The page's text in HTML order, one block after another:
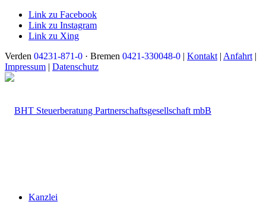
Link zu Facebook
Link zu Instagram
Link zu Xing
Verden 04231-871-0 · Bremen 0421-330048-0 | Kontakt | Anfahrt |
Impressum | Datenschutz
Kanzlei